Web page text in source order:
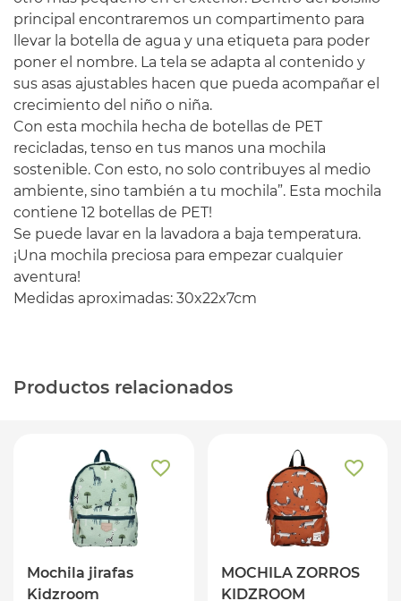
principal encontraremos un compartimento para
llevar la botella de agua y una etiqueta para poder
poner el nombre. La tela se adapta al contenido y
sus asas ajustables hacen que pueda acompañar el
crecimiento del niño o niña.
Con esta mochila hecha de botellas de PET
recicladas, tenso en tus manos una mochila
sostenible. Con esto, no solo contribuyes al medio
ambiente, sino también a tu mochila”. Esta mochila
contiene 12 botellas de PET!
Se puede lavar en la lavadora a baja temperatura.
¡Una mochila preciosa para empezar cualquier
aventura!
Medidas aproximadas: 30x22x7cm
Productos relacionados
Mochila jirafas
Kidzroom
MOCHILA ZORROS
KIDZROOM